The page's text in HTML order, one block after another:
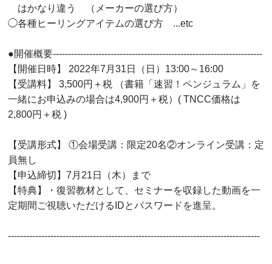
はかなり違う （メーカーの選び方）
◯各種ヒーリングアイテムの選び方 ...etc
●開催概要---------------------------------------------------------------------
【開催日時】 2022年7月31日（日）13:00～16:00
【受講料】 3,500円＋税 （書籍「速習！ペンジュラム」を
一緒にお申込みの場合は4,900円＋税）( TNCC価格は
2,800円＋税 )
【受講形式】 ①会場受講：限定20名②オンライン受講：定
員無し
【申込締切】7月21日（木）まで
【特典】・復習教材として、セミナーを収録した動画を一
定期間ご視聴いただけるIDとパスワードを進呈。
-----------------------------------------------------------------------------------